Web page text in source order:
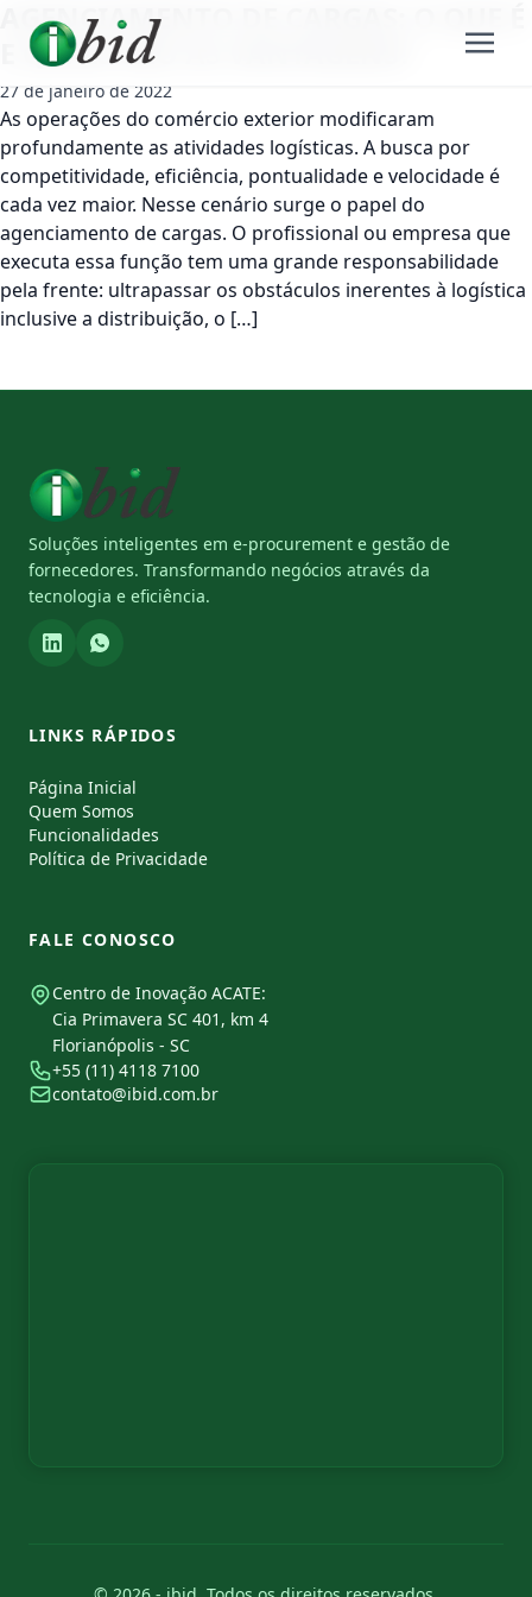
AGENCIAMENTO DE CARGAS: O QUE É
E QUAIS SÃO AS VANTAGENS?
27 de janeiro de 2022
As operações do comércio exterior modificaram
profundamente as atividades logísticas. A busca por
competitividade, eficiência, pontualidade e velocidade é
cada vez maior. Nesse cenário surge o papel do
agenciamento de cargas. O profissional ou empresa que
executa essa função tem uma grande responsabilidade
pela frente: ultrapassar os obstáculos inerentes à logística
inclusive a distribuição, o […]
Soluções inteligentes em e-procurement e gestão de
fornecedores. Transformando negócios através da
tecnologia e eficiência.
LINKS RÁPIDOS
Página Inicial
Quem Somos
Funcionalidades
Política de Privacidade
FALE CONOSCO
Centro de Inovação ACATE:
Cia Primavera SC 401, km 4
Florianópolis - SC
+55 (11) 4118 7100
contato@ibid.com.br